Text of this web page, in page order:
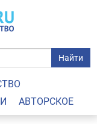
Найти
АВТОРСКОЕ